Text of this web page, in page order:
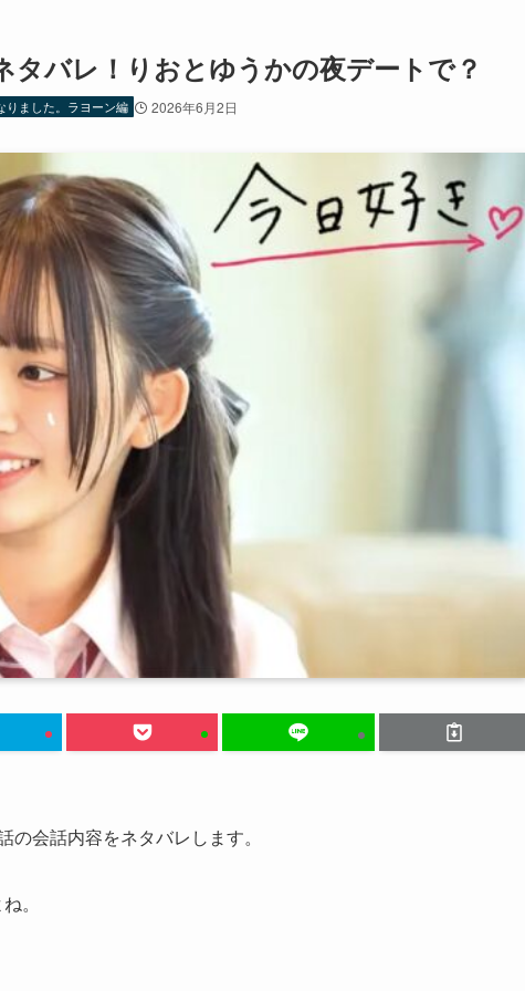
タバレ！りおとゆうかの夜デートで？
りました。ラヨーン編 2026年6月2日
の会話内容をネタバレします。
。